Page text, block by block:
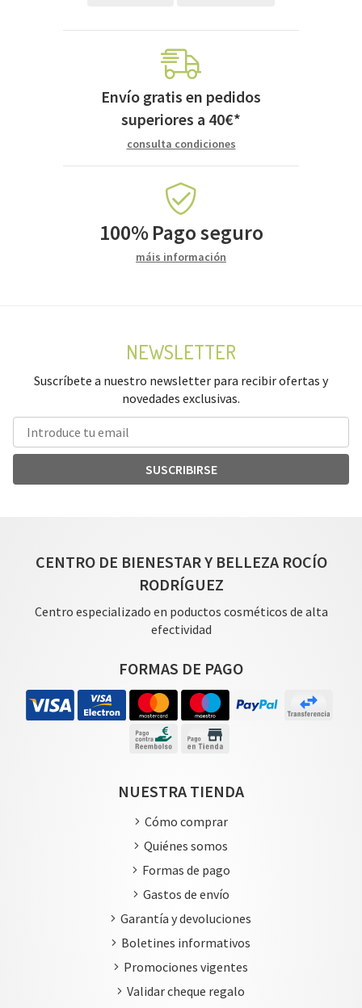
Envío gratis en pedidos
superiores a 40€*
consulta condiciones
100%Pago seguro
máis información
NEWSLETTER
Suscríbete a nuestro newsletter para recibir ofertas y
novedades exclusivas.
SUSCRIBIRSE
CENTRO DE BIENESTAR Y BELLEZA ROCÍO
RODRÍGUEZ
Centro especializado en poductos cosméticos de alta
efectividad
FORMAS DE PAGO
NUESTRA TIENDA
Cómo comprar
Quiénes somos
Formas de pago
Gastos de envío
Garantía y devoluciones
Boletines informativos
Promociones vigentes
Validar cheque regalo